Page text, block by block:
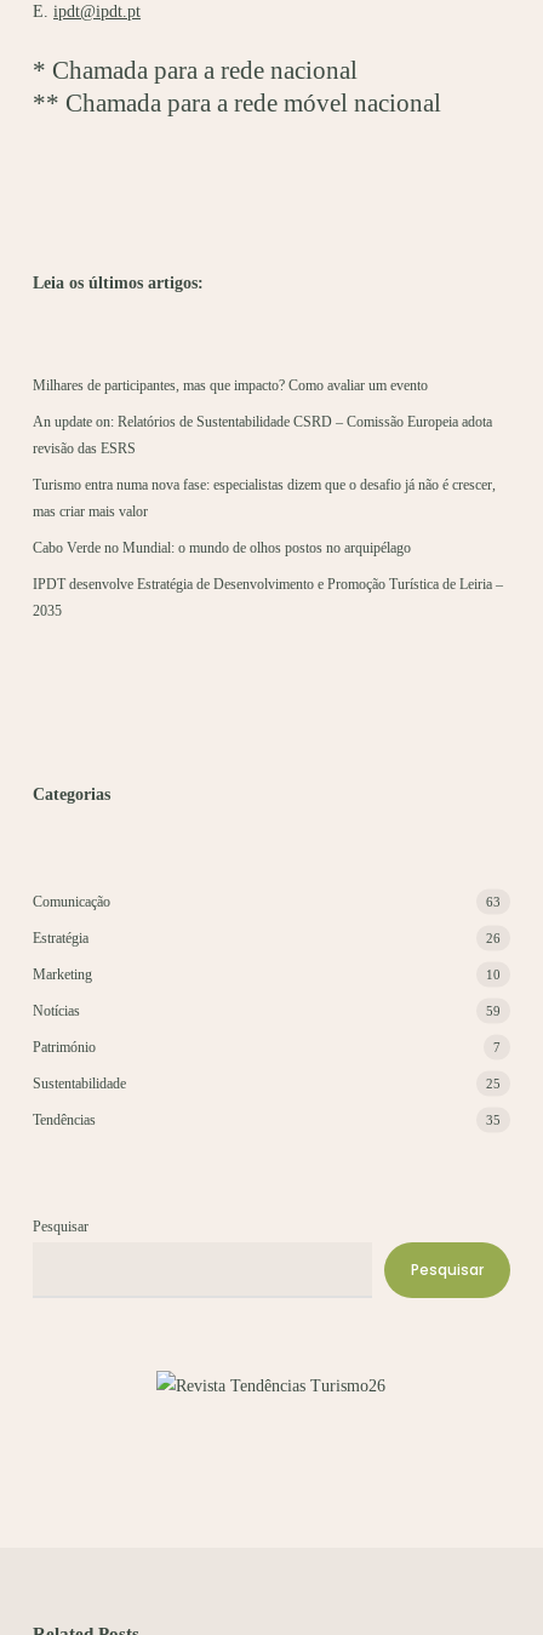
E.ipdt@ipdt.pt
* Chamada para a rede nacional
** Chamada para a rede móvel nacional
Leia os últimos artigos:
Milhares de participantes, mas que impacto? Como avaliar um evento
An update on: Relatórios de Sustentabilidade CSRD – Comissão Europeia adota
revisão das ESRS
Turismo entra numa nova fase: especialistas dizem que o desafio já não é crescer,
mas criar mais valor
Cabo Verde no Mundial: o mundo de olhos postos no arquipélago
IPDT desenvolve Estratégia de Desenvolvimento e Promoção Turística de Leiria –
2035
Categorias
Comunicação 63
Estratégia 26
Marketing 10
Notícias 59
Património 7
Sustentabilidade 25
Tendências 35
Pesquisar
Pesquisar